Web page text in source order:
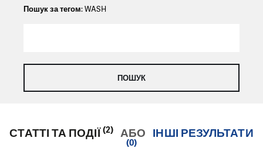
Пошук за тегом: WASH
СТАТТІ ТА ПОДІЇ (2) АБО ІНШІ РЕЗУЛЬТАТИ
(0)